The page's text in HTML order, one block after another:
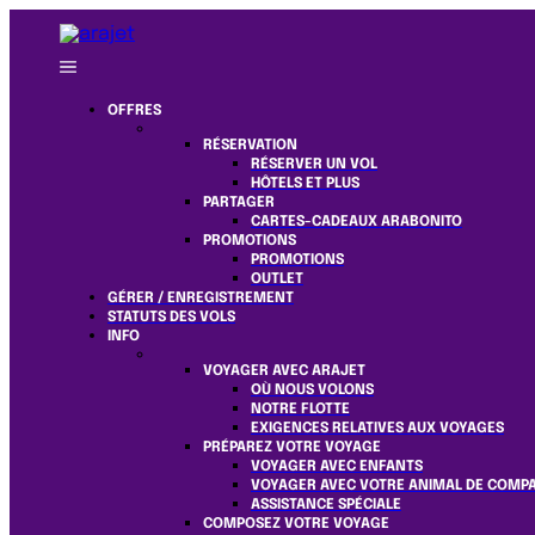
OFFRES
RÉSERVATION
RÉSERVER UN VOL
HÔTELS ET PLUS
PARTAGER
CARTES-CADEAUX ARABONITO
PROMOTIONS
PROMOTIONS
OUTLET
GÉRER / ENREGISTREMENT
STATUTS DES VOLS
INFO
VOYAGER AVEC ARAJET
OÙ NOUS VOLONS
NOTRE FLOTTE
EXIGENCES RELATIVES AUX VOYAGES
PRÉPAREZ VOTRE VOYAGE
VOYAGER AVEC ENFANTS
VOYAGER AVEC VOTRE ANIMAL DE
ASSISTANCE SPÉCIALE
COMPOSEZ VOTRE VOYAGE